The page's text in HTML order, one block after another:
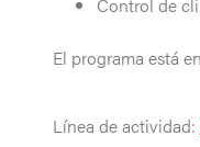
El programa está
Línea de actividad: